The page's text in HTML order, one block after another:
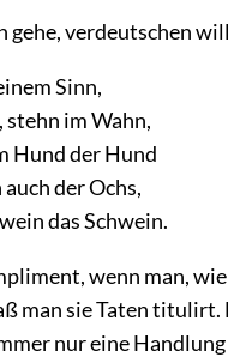
gehe, verdeutschen
Sinn,
stehn im Wahn,
Hund der Hund
der Ochs,
das Schwein.
wenn man,
man sie Taten titulirt.
nur eine